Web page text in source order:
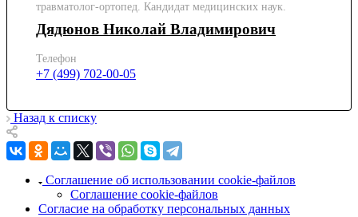
травматолог-ортопед. Кандидат медицинских наук.
Дядюнов Николай Владимирович
Телефон
+7 (499) 702-00-05
Назад к списку
Соглашение об использовании cookie-файлов
Соглашение cookie-файлов
Согласие на обработку персональных данных